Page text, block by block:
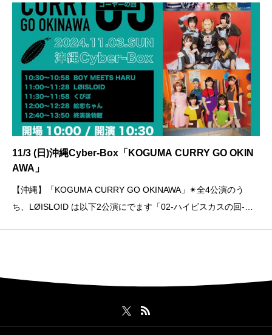
11/3 (日)沖縄Cyber-Box「KOGUMA CURRY GO OKIN
AWA」
【沖縄】「KOGUMA CURRY GO OKINAWA」✴︎全4公演のう
ち、LØISLOID は以下2公演にでます「02-ハイビスカスの回-」1